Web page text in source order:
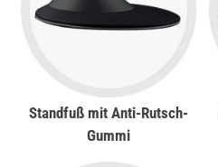
Standfuß mit Anti-Rutsch-
Gummi